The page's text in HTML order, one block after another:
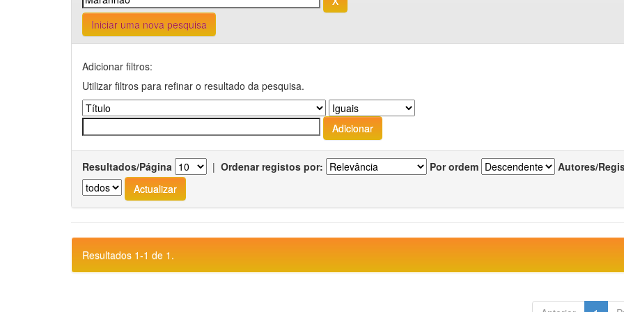
Iniciar uma nova pesquisa
Adicionar filtros:
Utilizar filtros para refinar o resultado da pesquisa.
Resultados/Página | Ordenar registos por: Por ordem Autores/
Resultados 1-1 de 1.